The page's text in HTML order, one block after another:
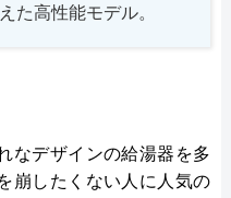
た高性能モデル。
なデザインの給湯器を多
崩したくない人に人気の